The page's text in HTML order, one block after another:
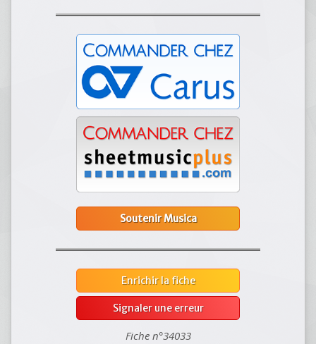
Soutenir Musica
Enrichir la fiche
Signaler une erreur
Fiche n°34033